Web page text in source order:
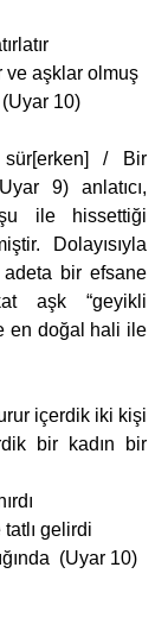
ve aşklar olmuş
10)
sür[erken] / Bir
9) anlatıcı,
ile hissettiği
Dolayısıyla
adeta bir efsane
aşk “geyikli
en doğal hali ile
içerdik iki kişi
bir kadın bir
tatlı gelirdi
(Uyar 10)